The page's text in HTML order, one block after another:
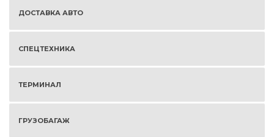
ДОСТАВКА АВТО
СПЕЦТЕХНИКА
ТЕРМИНАЛ
ГРУЗОБАГАЖ